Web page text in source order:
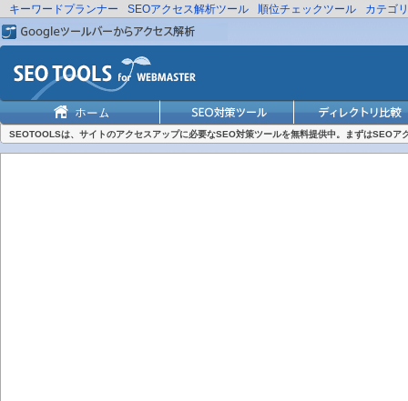
キーワードプランナー SEOアクセス解析ツール 順位チェックツール カテゴ
SEOTOOLSは、サイトのアクセスアップに必要なSEO対策ツールを無料提供中。まずはSEOア